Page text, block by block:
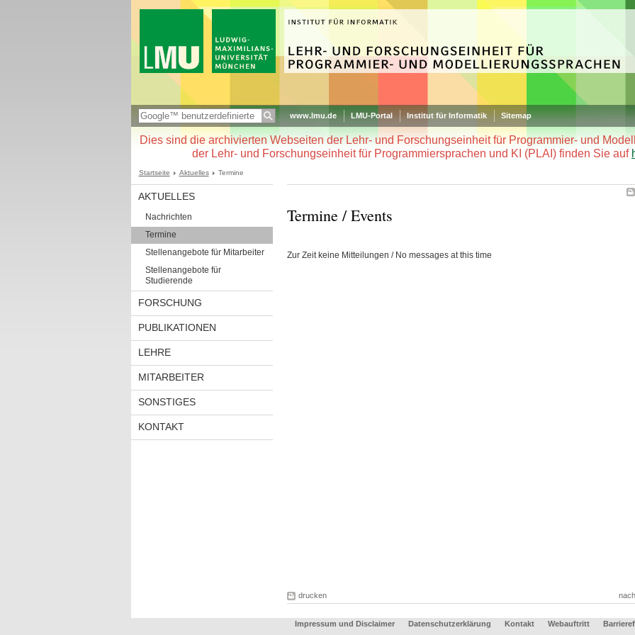
www.lmu.de LMU-Portal Institut für Informatik Sitemap
Dies sind die archivierten Webseiten der Lehr- und Forschungseinheit für Programmier- und
der Lehr- und Forschungseinheit für Programmiersprachen und KI (PLAI) finden Sie auf
Startseite Aktuelles Termine
AKTUELLES
Nachrichten
Termine
Stellenangebote für Mitarbeiter
Stellenangebote für
Studierende
FORSCHUNG
PUBLIKATIONEN
LEHRE
MITARBEITER
SONSTIGES
KONTAKT
Termine / Events
Zur Zeit keine Mitteilungen / No messages at this time
drucken
Impressum und Disclaimer Datenschutzerklärung Kontakt Webauftritt